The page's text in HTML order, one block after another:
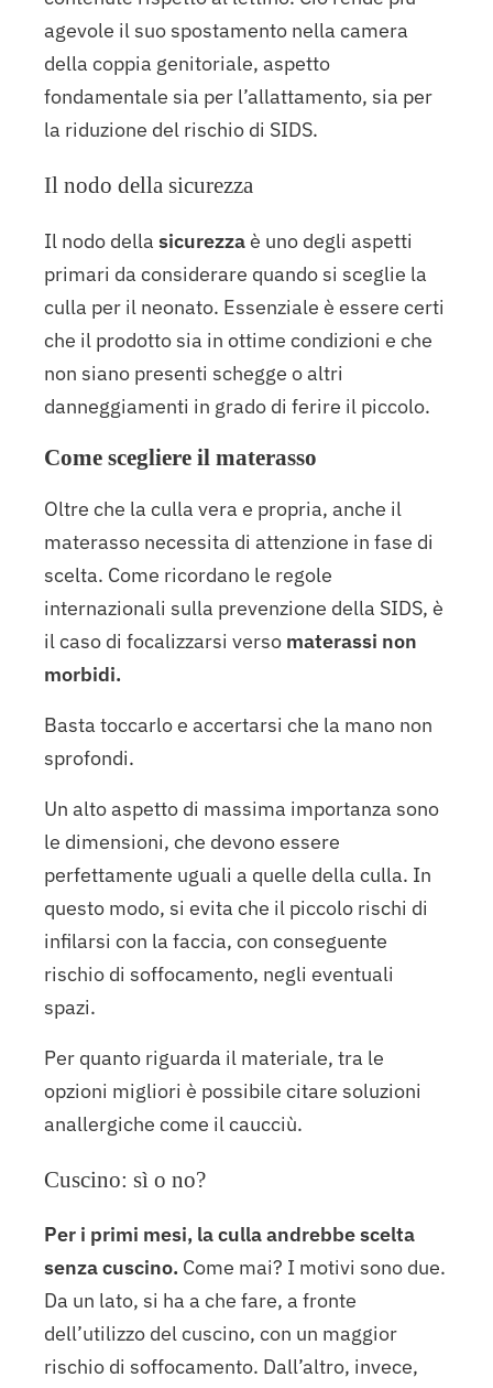
agevole il suo spostamento nella camera
della coppia genitoriale, aspetto
fondamentale sia per l’allattamento, sia per
la riduzione del rischio di SIDS.
Il nodo della sicurezza
Il nodo della sicurezzaè uno degli aspetti
primari da considerare quando si sceglie la
culla per il neonato. Essenziale è essere certi
che il prodotto sia in ottime condizioni e che
non siano presenti schegge o altri
danneggiamenti in grado di ferire il piccolo.
Come scegliere il materasso
Oltre che la culla vera e propria, anche il
materasso necessita di attenzione in fase di
scelta. Come ricordano le regole
internazionali sulla prevenzione della SIDS, è
il caso di focalizzarsi verso materassi non
morbidi.
Basta toccarlo e accertarsi che la mano non
sprofondi.
Un alto aspetto di massima importanza sono
le dimensioni, che devono essere
perfettamente uguali a quelle della culla. In
questo modo, si evita che il piccolo rischi di
infilarsi con la faccia, con conseguente
rischio di soffocamento, negli eventuali
spazi.
Per quanto riguarda il materiale, tra le
opzioni migliori è possibile citare soluzioni
anallergiche come il caucciù.
Cuscino: sì o no?
Per i primi mesi, la culla andrebbe scelta
senza cuscino. Come mai? I motivi sono due.
Da un lato, si ha a che fare, a fronte
dell’utilizzo del cuscino, con un maggior
rischio di soffocamento. Dall’altro, invece,